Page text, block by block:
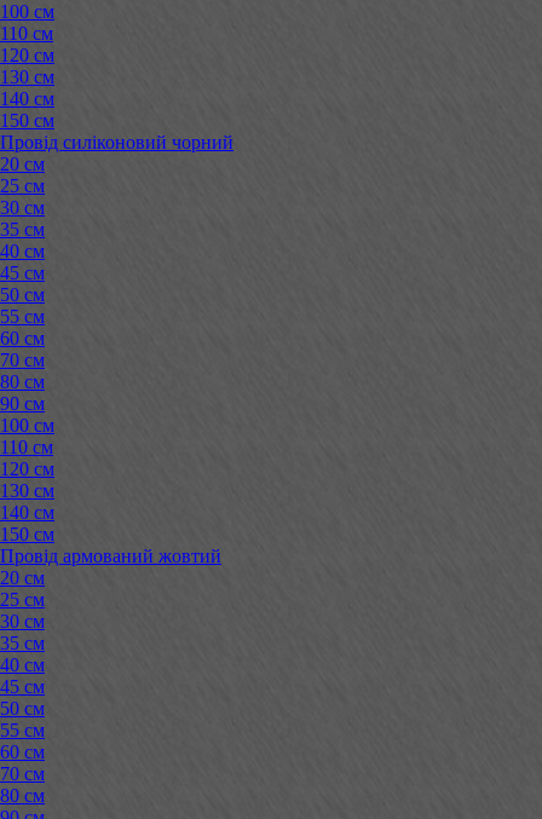
100 см
110 см
120 см
130 см
140 см
150 см
Провід силіконовий чорний
20 см
25 см
30 см
35 см
40 см
45 см
50 см
55 см
60 см
70 см
80 см
90 см
100 см
110 см
120 см
130 см
140 см
150 см
Провід армований жовтий
20 см
25 см
30 см
35 см
40 см
45 см
50 см
55 см
60 см
70 см
80 см